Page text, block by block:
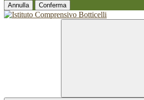
Annulla Conferma